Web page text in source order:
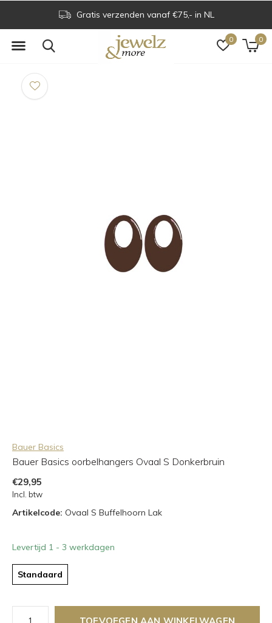
0 0
Gratis verzenden vanaf €75,- in NL
Bauer Basics
Bauer Basics oorbelhangers Ovaal S Donkerbruin
€29,95
Incl. btw
Artikelcode: Ovaal S Buffelhoorn Lak
Levertijd 1 - 3 werkdagen
Standaard
TOEVOEGEN AAN WINKELWAGEN